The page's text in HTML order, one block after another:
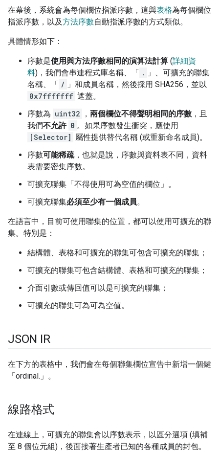
在幕後，系統會為每個欄位指派序數，這與表格為每個欄位
指派序數，以及方法序數自動指派序數的方式類似。
具體情形如下：
序數是使用與方法序數相同的演算法計算 (詳細資
料)，我們會串連程式庫名稱、「 .
」、可擴充的聯集
名稱、「 / 」和成員名稱，然後採用 SHA256，並以
0x7fffffff 遮蓋。
序數為 uint32 ， 兩個欄位不得聲明相同的序數 ，且
我們不允許 0 。如果序數發生衝突，應使用
[Selector] 屬性提供替代名稱 (或重新命名成員)。
序數可能稀疏，也就是說，序數與資料表不同，資料
表需要密集序數。
可擴充聯集「不得使用可為空值的欄位」 。
可擴充聯集必須至少有一個成員。
在語言中，目前可使用聯集的位置，都可以使用可擴充的聯
集。特別是：
結構體、表格和可擴充的聯集可包含可擴充的聯集；
可擴充的聯集可包含結構體、表格和可擴充的聯集；
介面引數或傳回值可以是可擴充的聯集；
可擴充的聯集可為可為空值。
JSON IR
在下方的表格中，我們會在每個聯集欄位宣告中新增一個鍵
「ordinal.」。
線路格式
在連線上，可擴充的聯集會以序數表示，以區分選項 (填補
至 8 個位元組)，後面接著生產者已知的各種成員的封包。